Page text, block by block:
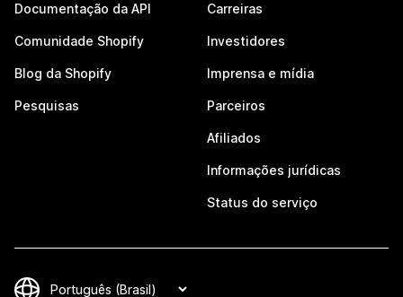
Documentação da API
Comunidade Shopify
Blog da Shopify
Pesquisas
Carreiras
Investidores
Imprensa e mídia
Parceiros
Afiliados
Informações jurídicas
Status do serviço